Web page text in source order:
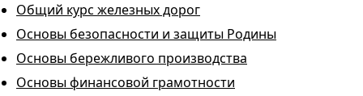
Общий курс железных дорог
Основы безопасности и защиты Родины
Основы бережливого производства
Основы финансовой грамотности